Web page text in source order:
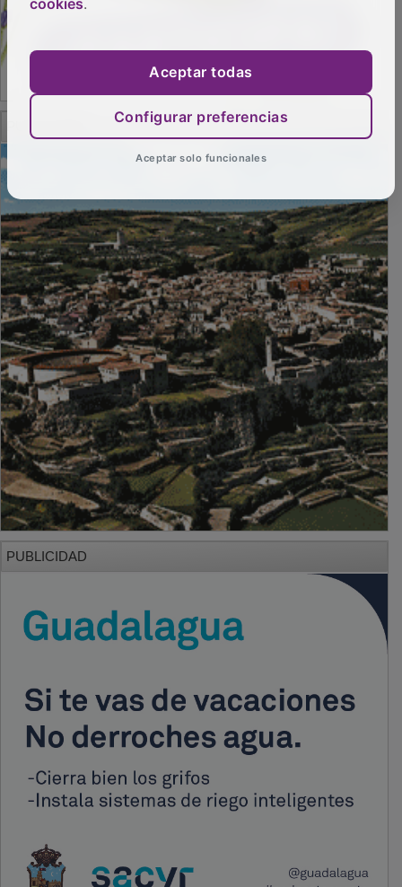
PUBLICIDAD
cookies.
Aceptar todas
Configurar preferencias
Aceptar solo funcionales